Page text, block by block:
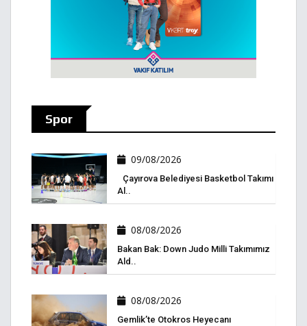
Spor
09/08/2026
Çayırova Belediyesi Basketbol Takımı
Al..
08/08/2026
Bakan Bak: Down Judo Milli Takımımız
Ald..
08/08/2026
Gemlik’te Otokros Heyecanı